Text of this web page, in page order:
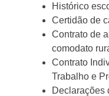
Histórico
Certidão de
Contrato de
comodato
Contrato
Trabalho e
Declarações